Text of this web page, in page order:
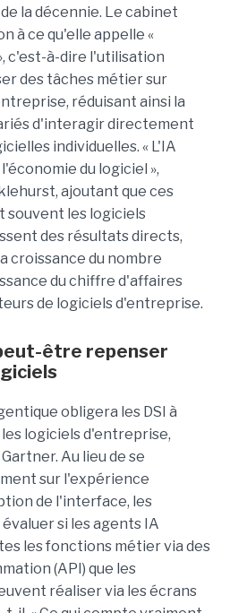
la décennie. Le cabinet
à ce qu'elle appelle «
c'est-à-dire l'utilisation
des tâches métier sur
réduisant ainsi la
d'interagir directement
individuelles. « L'IA
du logiciel »,
ajoutant que ces
souvent les logiciels
des résultats directs,
croissance du nombre
du chiffre d'affaires
de logiciels d'entreprise.
être repenser
obligera les DSI à
logiciels d'entreprise,
Au lieu de se
sur l'expérience
de l'interface, les
si les agents IA
les fonctions métier via des
(API) que les
réaliser via les écrans